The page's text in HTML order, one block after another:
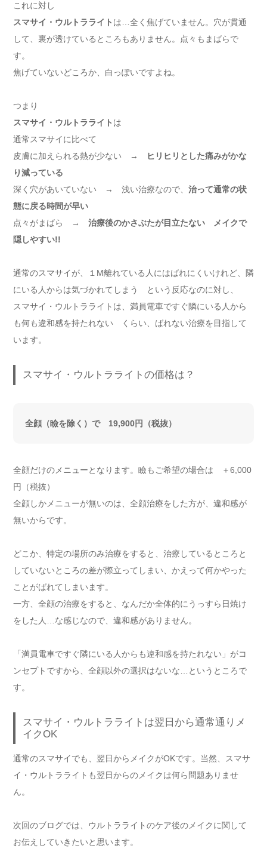
これに対し
スマサイ・ウルトラライト は…全く焦げていません。穴が貫通
して、裏が透けているところもありません。点々もまばらで
す。
焦げていないどころか、白っぽいですよね。
つまり
スマサイ・ウルトラライト は
通常スマサイに比べて
皮膚に加えられる熱が少ない →
ヒリヒリとした痛みがかな
り減っている
深く穴があいていない → 浅い治療なので、 治って通常の状
態に戻る時間が早い
点々がまばら → 治療後のかさぶたが目立たない メイクで
隠しやすい!!
通常のスマサイが、１M離れている人にはばれにくいけれど、隣
にいる人からは気づかれてしまう という反応なのに対し、
スマサイ・ウルトラライトは、満員電車ですぐ隣にいる人から
も何も違和感を持たれない くらい、ばれない治療を目指して
います。
スマサイ・ウルトラライトの価格は？
全顔（瞼を除く）で 19,900円（税抜）
全顔だけのメニューとなります。瞼もご希望の場合は ＋6,000
円（税抜）
全顔しかメニューが無いのは、全顔治療をした方が、違和感が
無いからです。
どこか、特定の場所のみ治療をすると、治療しているところと
していないところの差が際立ってしまい、かえって何かやった
ことがばれてしまいます。
一方、全顔の治療をすると、なんだか全体的にうっすら日焼け
をした人…な感じなので、違和感がありません。
「満員電車ですぐ隣にいる人からも違和感を持たれない」がコ
ンセプトですから、全顔以外の選択はないな…というところで
す。
スマサイ・ウルトラライトは翌日から通常通りメ
イクOK
通常のスマサイでも、翌日からメイクがOKです。当然、スマサ
イ・ウルトラライトも翌日からのメイクは何ら問題ありませ
ん。
次回のブログでは、ウルトラライトのケア後のメイクに関して
お伝えしていきたいと思います。